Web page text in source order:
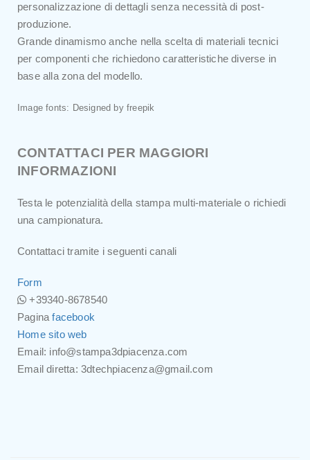
personalizzazione di dettagli senza necessità di post-
produzione.
Grande dinamismo anche nella scelta di materiali tecnici
per componenti che richiedono caratteristiche diverse in
base alla zona del modello.
Image fonts: Designed by freepik
CONTATTACI PER MAGGIORI
INFORMAZIONI
Testa le potenzialità della stampa multi-materiale o richiedi
una campionatura.
Contattaci tramite i seguenti canali
Form
+39340-8678540
Paginafacebook
Home sito web
Email: info@stampa3dpiacenza.com
Email diretta: 3dtechpiacenza@gmail.com